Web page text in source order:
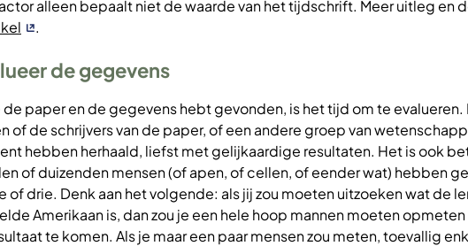
alleen bepaalt niet de waarde van het tijdschrift. Meer uitleg en
.
de gegevens
de paper en de gegevens hebt gevonden, is het tijd om te evalueren.
of de schrijvers van de paper, of een andere groep van
hebben herhaald, liefst met gelijkaardige resultaten. Het is ook
of duizenden mensen (of apen, of cellen, of eender wat) hebben
of drie. Denk aan het volgende: als jij zou moeten uitzoeken wat de
Amerikaan is, dan zou je een hele hoop mannen moeten
te komen. Als je maar een paar mensen zou meten, toevallig